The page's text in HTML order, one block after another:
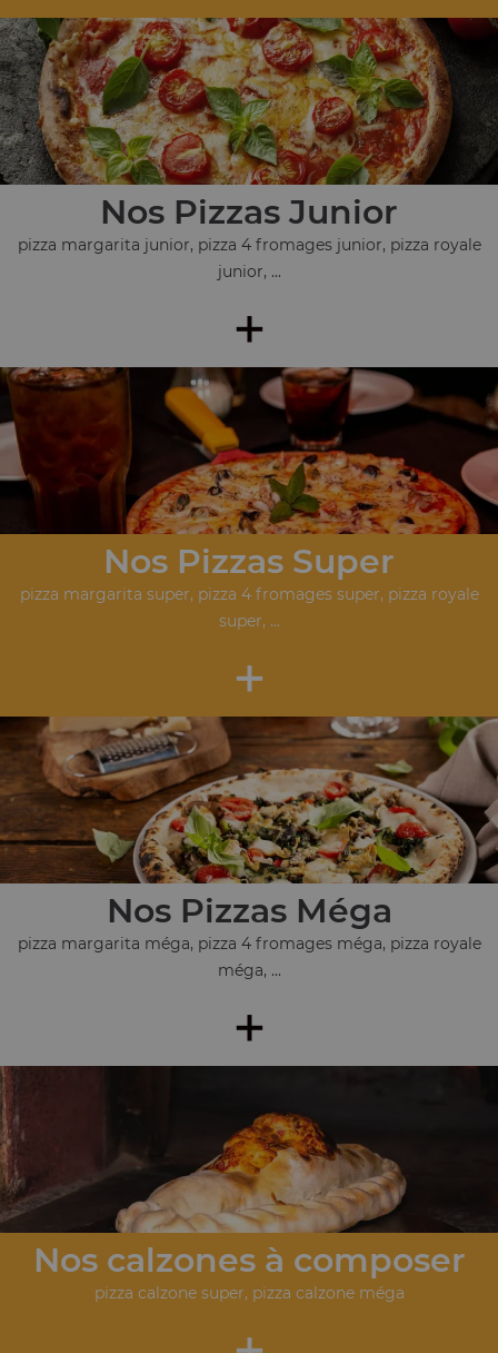
Nos Pizzas Junior
pizza margarita junior, pizza 4 fromages junior, pizza royale
junior, ...
+
Nos Pizzas Super
pizza margarita super, pizza 4 fromages super, pizza royale
super, ...
+
Nos Pizzas Méga
pizza margarita méga, pizza 4 fromages méga, pizza royale
méga, ...
+
Nos calzones à composer
pizza calzone super, pizza calzone méga